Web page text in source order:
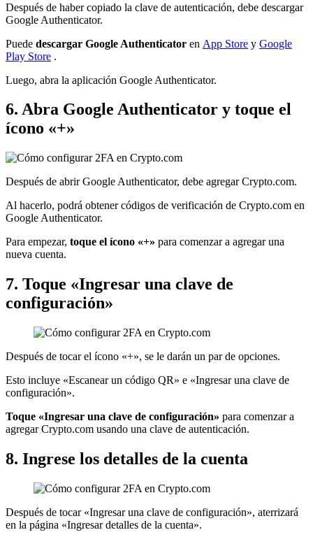
Después de haber copiado la clave de autenticación, debe descargar
Google Authenticator.
Puede descargar Google Authenticator en App Store y Google
Play Store .
Luego, abra la aplicación Google Authenticator.
6. Abra Google Authenticator y toque el
ícono «+»
Después de abrir Google Authenticator, debe agregar Crypto.com.
Al hacerlo, podrá obtener códigos de verificación de Crypto.com en
Google Authenticator.
Para empezar, toque el ícono «+» para comenzar a agregar una
nueva cuenta.
7. Toque «Ingresar una clave de
configuración»
Después de tocar el ícono «+», se le darán un par de opciones.
Esto incluye «Escanear un código QR» e «Ingresar una clave de
configuración».
Toque «Ingresar una clave de configuración» para comenzar a
agregar Crypto.com usando una clave de autenticación.
8. Ingrese los detalles de la cuenta
Después de tocar «Ingresar una clave de configuración», aterrizará
en la página «Ingresar detalles de la cuenta».